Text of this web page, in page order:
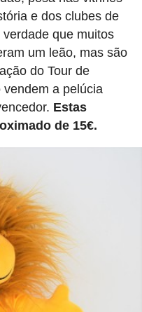
e dos clubes de
que muitos
um leão, mas são
do Tour de
a pelúcia
Estas
de 15€.